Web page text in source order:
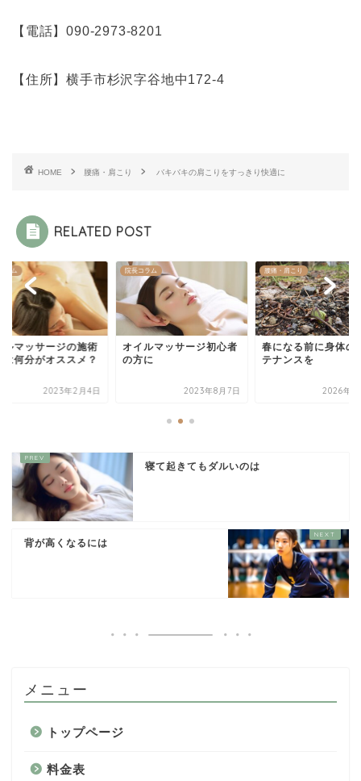
【電話】090-2973-8201
【住所】横手市杉沢字谷地中172-4
HOME 腰痛・肩こり バキバキの肩こりをすっきり快適に
RELATED POST
ラム
ルマッサージの施術
は何分がオススメ？
2023年2月4日
院長コラム
オイルマッサージ初心者
の方に
2023年8月7日
腰痛・肩こり
春になる前に身体の
テナンスを
2026年3
寝て起きてもダルいのは
背が高くなるには
メニュー
トップページ
料金表